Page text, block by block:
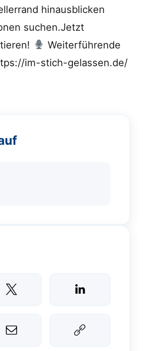
hinausblicken
suchen.Jetzt
Weiterführende
im-stich-gelassen.de/